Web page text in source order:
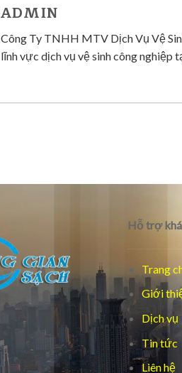
ADMIN
Công Ty TNHH MTV Dịch Vụ Vệ
lĩnh vực dịch vụ vệ sinh công nghiệp
Hỗ trợ
Trang
Giới
Dịch vụ
Tin tức
Liên hệ